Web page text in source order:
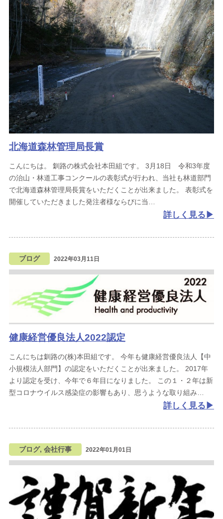
北海道森林管理局長賞
こんにちは。 釧路の株式会社本田組です。
3月18日 令和3年度
の治山・林道工事コンクールの表彰式が行われ、当社も林道部門
で北海道森林管理局長賞をいただくことが出来ました。
表彰式を
開催していただきました発注者様ならびに当
詳しく見る
ブログ 2022年03月11日
健康経営優良法人2022認定
こんにちは釧路の(株)本田組です。
今年も健康経営優良法人【中
小規模法人部門】の認定をいただくことが出来ました。
2017年
より認定を受け、今年で６年目になりました。
この１・２年は新
型コロナウイルス感染症の影響もあり、思うような取り組み
詳しく見る
ブログ, 会社行事 2022年01月01日